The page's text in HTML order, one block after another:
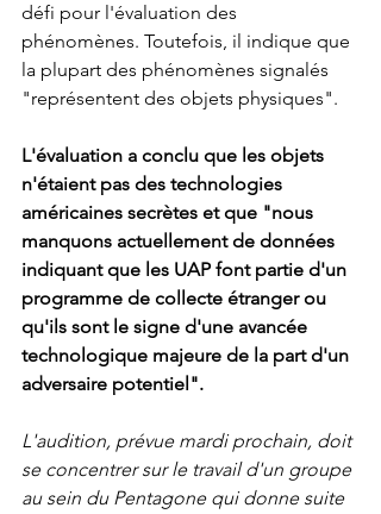
défi pour l'évaluation des
phénomènes. Toutefois, il indique que
la plupart des phénomènes signalés
"représentent des objets physiques".
L'évaluation a conclu que les objets
n'étaient pas des technologies
américaines secrètes et que "nous
manquons actuellement de données
indiquant que les UAP font partie d'un
programme de collecte étranger ou
qu'ils sont le signe d'une avancée
technologique majeure de la part d'un
adversaire potentiel".
L'audition, prévue mardi prochain, doit
se concentrer sur le travail d'un groupe
au sein du Pentagone qui donne suite